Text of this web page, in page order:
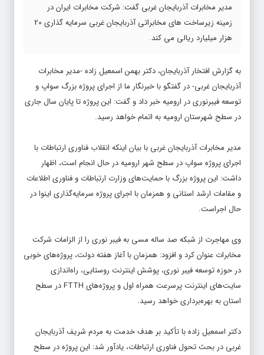
مدیر مخابرات آذربایجان غربی گفت: شرکت مخابرات ایران در
زمینه زیرساخت های مخابراتی آذربایجان غربی سرمایه گذاری 20
هزار میلیارد ریالی می کند.
به گزارش افتخار آذربایجان، دکتر بهمن اسمعیل زاده -مدیر مخابرات
آذربایجان غربی- در گفتگو با خبرنگار ما از اجرای پروژه بزرگ سواپ و
توسعه فیبرنوری در ارومیه خبر داد و گفت: این پروژه تا پایان سال جاری
در سطح شهرستان ارومیه به اتمام خواهد رسید.
مدیر مخابرات آذربایجان غربی با بیان اینکه انقلاب فناوری ارتباطات با
اجرای پروژه سواپ در سطح شهر ارومیه در حال انجام است، اظهار
داشت: این پروژه بزرگ با حمایت‌های وزارت ارتباطات و فناوری اطلاعات
و مقامات ارشد استانی و همزمان با اجرای پروژه سرمایه‌گذاری اینوا در
حال اجراست.
وی مهاجرت از شبکه صد ساله مسی به فیبر نوری را از الزامات شرکت
مخابرات عنوان کرد و افزود: همزمان با آغاز هفته دولت، پروژه‌های خوبی
در حوزه توسعه فیبر نوری، پوشش اینترنت روستایی، راه‌اندازی
سایت‌های اینترنت پرسرعت همراه اول و پروژه‌های FTTH در سطح
استان به بهره‌برداری خواهد رسید.
دکتر اسمعیل زاده با تأکید بر هدف خدمت به مردم شریف آذربایجان
غربی در بحث تحول فناوری ارتباطات، یادآور شد: این پروژه در سطح